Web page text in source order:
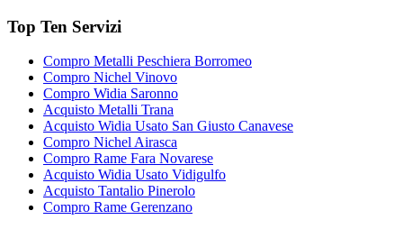
Top Ten Servizi
Compro Metalli Peschiera Borromeo
Compro Nichel Vinovo
Compro Widia Saronno
Acquisto Metalli Trana
Acquisto Widia Usato San Giusto Canavese
Compro Nichel Airasca
Compro Rame Fara Novarese
Acquisto Widia Usato Vidigulfo
Acquisto Tantalio Pinerolo
Compro Rame Gerenzano